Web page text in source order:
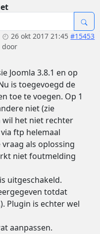
26 okt 2017 21:45 #15453
door
Joomla 3.8.1 en op
is toegevoegd de
toe te voegen. Op 1
niet (zie
het niet rechter
ftp helemaal
als oplossing
niet foutmelding
uitgeschakeld.
totdat
Plugin is echter wel
aanpassen.